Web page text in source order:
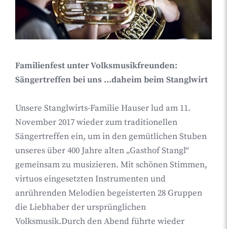
Familienfest unter Volksmusikfreunden:
Sängertreffen bei uns ...daheim beim Stanglwirt
Unsere Stanglwirts-Familie Hauser lud am 11.
November 2017 wieder zum traditionellen
Sängertreffen ein, um in den gemütlichen Stuben
unseres über 400 Jahre alten „Gasthof Stangl“
gemeinsam zu musizieren. Mit schönen Stimmen,
virtuos eingesetzten Instrumenten und
anrührenden Melodien begeisterten 28 Gruppen
die Liebhaber der ursprünglichen
Volksmusik.Durch den Abend führte wieder